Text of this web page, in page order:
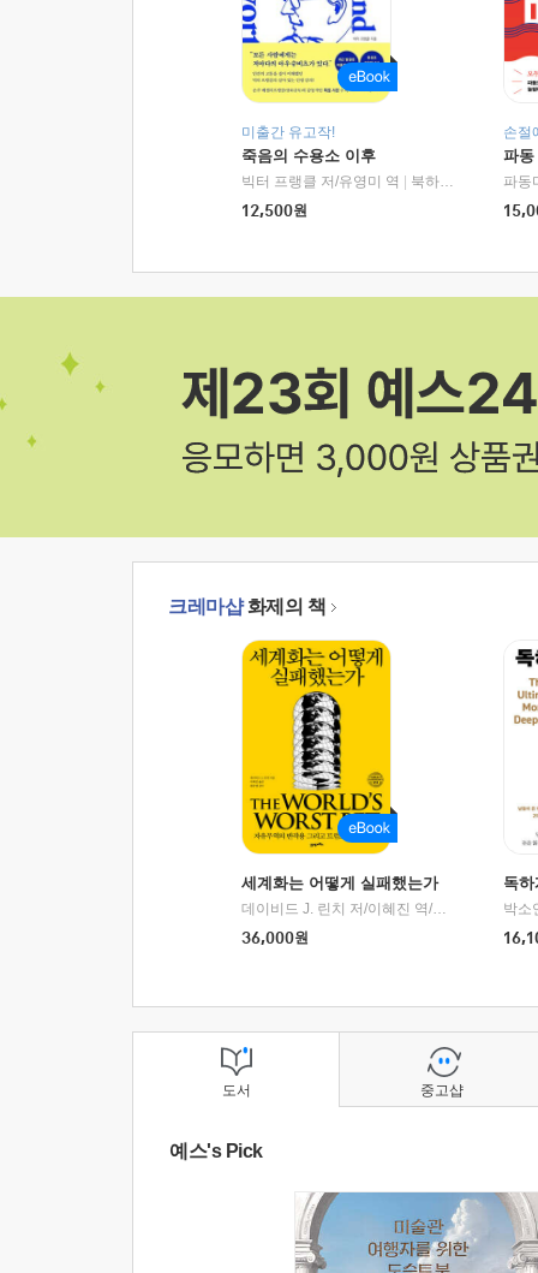
미출간 유고작!
죽음의 수용소 이후
빅터 프랭클 저/유영미 역
북하우스
12,500원
손절
파동
파동
크레마샵화제의 책
세계화는 어떻게 실패했는가
데이비드 J. 린치 저/이혜진 역/최준영 감수 | 21
36,000원
독
박소
도서
예스's Pick
중고샵